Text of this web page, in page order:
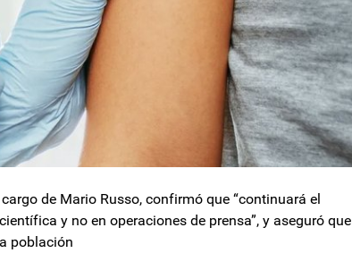
de Mario Russo, confirmó que “continuará el
y no en operaciones de prensa”, y aseguró que
población